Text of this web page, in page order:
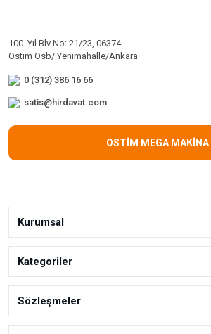
100. Yıl Blv No: 21/23, 06374
Ostim Osb/ Yenimahalle/Ankara
0 (312) 386 16 66
satis@hirdavat.com
OSTİM MEGA MAKİNA
Kurumsal
Kategoriler
Sözleşmeler